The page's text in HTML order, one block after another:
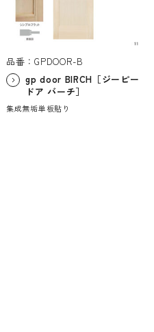
品番：GPDOOR-B
gp door BIRCH［ジーピー
ドア バーチ］
集成無垢単板貼り